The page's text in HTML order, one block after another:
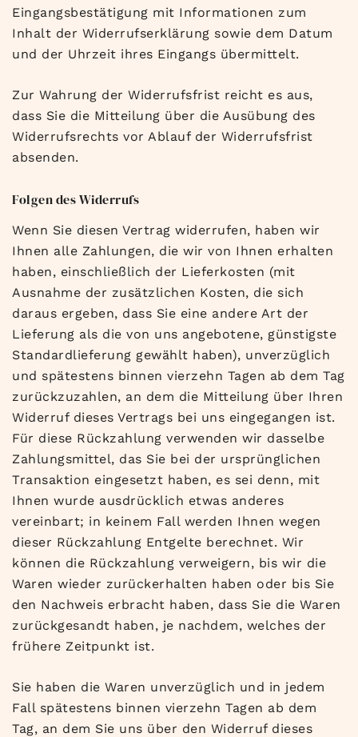
Eingangsbestätigung mit Informationen zum
Inhalt der Widerrufserklärung sowie dem Datum
und der Uhrzeit ihres Eingangs übermittelt.
Zur Wahrung der Widerrufsfrist reicht es aus,
dass Sie die Mitteilung über die Ausübung des
Widerrufsrechts vor Ablauf der Widerrufsfrist
absenden.
Folgen des Widerrufs
Wenn Sie diesen Vertrag widerrufen, haben wir
Ihnen alle Zahlungen, die wir von Ihnen erhalten
haben, einschließlich der Lieferkosten (mit
Ausnahme der zusätzlichen Kosten, die sich
daraus ergeben, dass Sie eine andere Art der
Lieferung als die von uns angebotene, günstigste
Standardlieferung gewählt haben), unverzüglich
und spätestens binnen vierzehn Tagen ab dem Tag
zurückzuzahlen, an dem die Mitteilung über Ihren
Widerruf dieses Vertrags bei uns eingegangen ist.
Für diese Rückzahlung verwenden wir dasselbe
Zahlungsmittel, das Sie bei der ursprünglichen
Transaktion eingesetzt haben, es sei denn, mit
Ihnen wurde ausdrücklich etwas anderes
vereinbart; in keinem Fall werden Ihnen wegen
dieser Rückzahlung Entgelte berechnet. Wir
können die Rückzahlung verweigern, bis wir die
Waren wieder zurückerhalten haben oder bis Sie
den Nachweis erbracht haben, dass Sie die Waren
zurückgesandt haben, je nachdem, welches der
frühere Zeitpunkt ist.
Sie haben die Waren unverzüglich und in jedem
Fall spätestens binnen vierzehn Tagen ab dem
Tag, an dem Sie uns über den Widerruf dieses